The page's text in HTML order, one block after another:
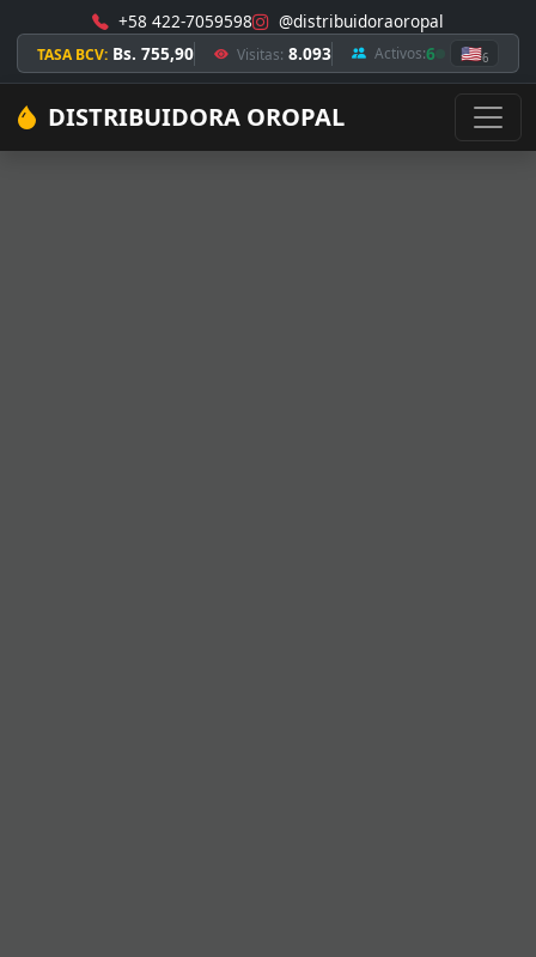
+58 422-7059598 @distribuidoraoropal
TASA BCV: Bs. 755,90 Visitas: 8.093 Activos:6 🇺🇸6
DISTRIBUIDORA OROPAL